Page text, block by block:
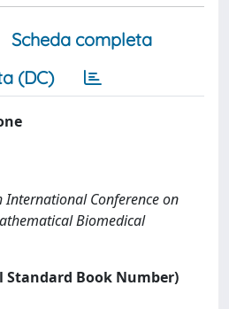
Scheda completa
(DC)
International Conference on
Biomedical
Book Number)